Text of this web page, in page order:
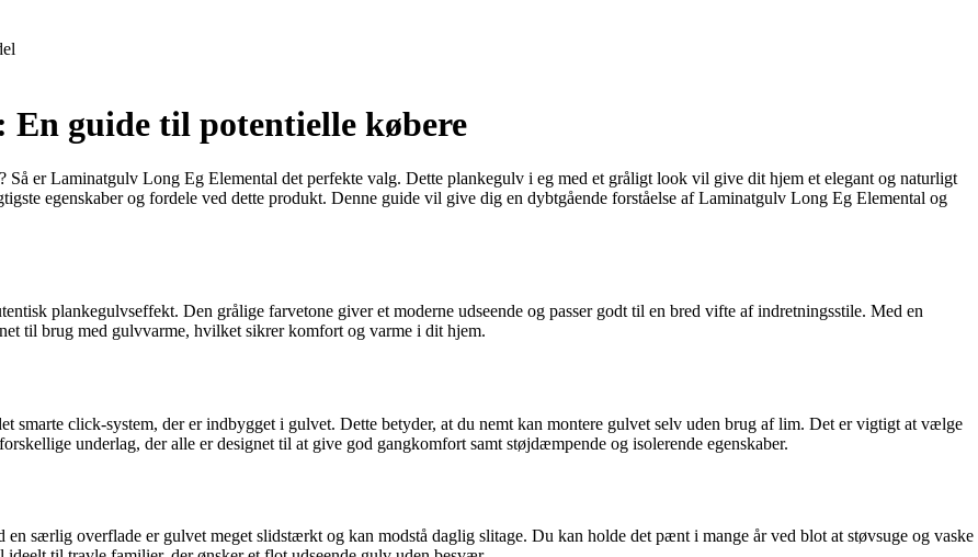
guide til potentielle købere
er Laminatgulv Long Eg Elemental det perfekte valg. Dette plankegulv i eg med et gråligt look vil give dit hjem et elegant og naturligt
egenskaber og fordele ved dette produkt. Denne guide vil give dig en dybtgående forståelse af Laminatgulv Long Eg Elemental og
plankegulvseffekt. Den grålige farvetone giver et moderne udseende og passer godt til en bred vifte af indretningsstile. Med en
til brug med gulvvarme, hvilket sikrer komfort og varme i dit hjem.
click-system, der er indbygget i gulvet. Dette betyder, at du nemt kan montere gulvet selv uden brug af lim. Det er vigtigt at vælge
underlag, der alle er designet til at give god gangkomfort samt støjdæmpende og isolerende egenskaber.
særlig overflade er gulvet meget slidstærkt og kan modstå daglig slitage. Du kan holde det pænt i mange år ved blot at støvsuge og vaske